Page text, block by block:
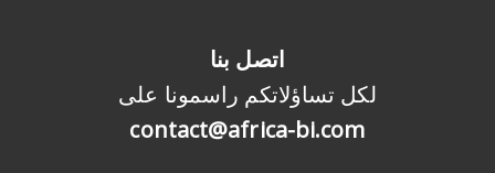
اتصل بنا
لكل تساؤلاتكم راسمونا على
contact@africa-bi.com